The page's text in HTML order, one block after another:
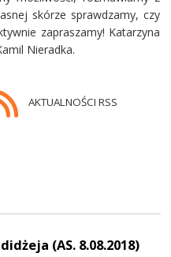
skórze sprawdzamy, czy
zapraszamy! Katarzyna
Nieradka.
AKTUALNOŚCI RSS
(AS. 8.08.2018)